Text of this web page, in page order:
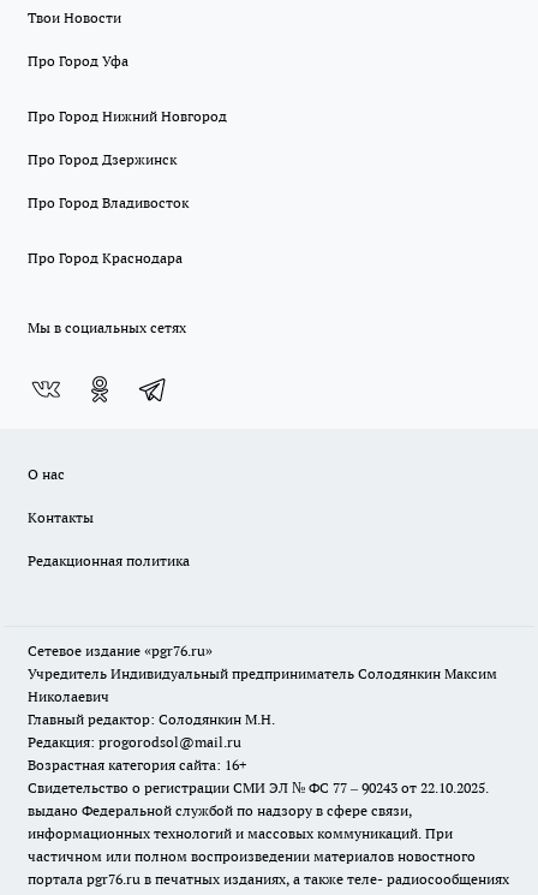
Твои Новости
Про Город Уфа
Про Город Нижний Новгород
Про Город Дзержинск
Про Город Владивосток
Про Город Краснодара
Мы в социальных сетях
О нас
Контакты
Редакционная политика
Сетевое издание «pgr76.ru»
Учредитель Индивидуальный предприниматель Солодянкин Максим
Николаевич
Главный редактор: Солодянкин М.Н.
Редакция: progorodsol@mail.ru
Возрастная категория сайта: 16+
Свидетельство о регистрации СМИ ЭЛ № ФС 77 – 90243 от 22.10.2025.
выдано Федеральной службой по надзору в сфере связи,
информационных технологий и массовых коммуникаций. При
частичном или полном воспроизведении материалов новостного
портала pgr76.ru в печатных изданиях, а также теле- радиосообщениях